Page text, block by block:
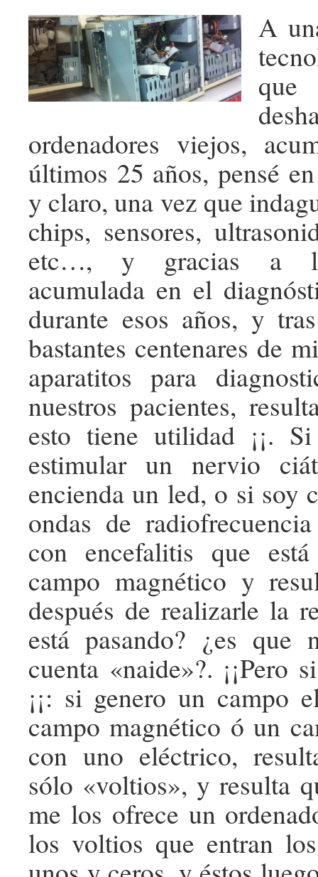
A
que
ordenadores viejos,
últimos 25 años, pensé
y claro, una vez que
chips, sensores,
etc…, y gracias a la
acumulada en el
durante esos años, y
bastantes centenares de
aparatitos para
nuestros pacientes,
esto tiene utilidad ¡¡.
estimular un nervio
encienda un led, o si soy
ondas de
con encefalitis que
campo magnético y
después de realizarle la
está pasando? ¿es que
cuenta «naide»?. ¡¡Pero
¡¡: si genero un campo
campo magnético ó un
con uno eléctrico,
sólo «voltios», y resulta
me los ofrece un
los voltios que entran